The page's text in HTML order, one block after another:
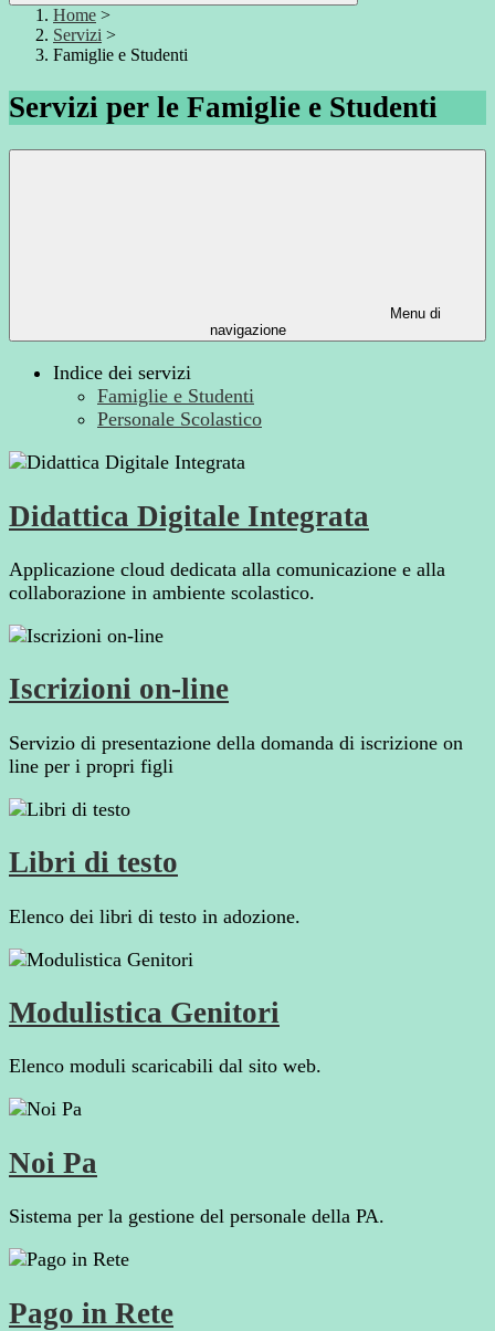
Home >
Servizi >
Famiglie e Studenti
Servizi per le Famiglie e Studenti
Menu di
navigazione
Indice dei servizi
Famiglie e Studenti
Personale Scolastico
Didattica Digitale Integrata
Applicazione cloud dedicata alla comunicazione e alla
collaborazione in ambiente scolastico.
Iscrizioni on-line
Servizio di presentazione della domanda di iscrizione on
line per i propri figli
Libri di testo
Elenco dei libri di testo in adozione.
Modulistica Genitori
Elenco moduli scaricabili dal sito web.
Noi Pa
Sistema per la gestione del personale della PA.
Pago in Rete